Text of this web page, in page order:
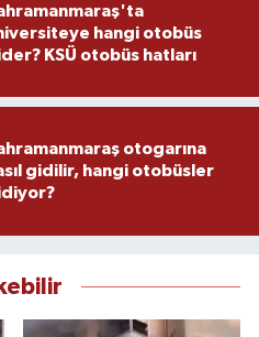
hangi otobüs
KSÜ otobüs hatları
otogarına
gidilir, hangi otobüsler